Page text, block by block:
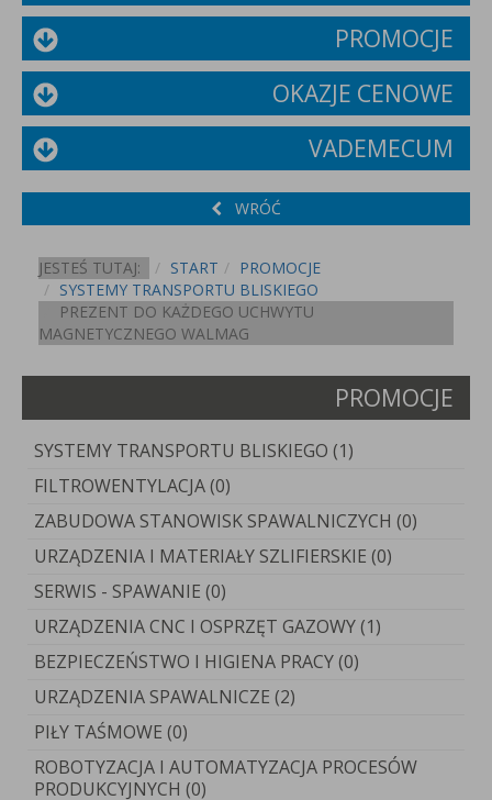
PROMOCJE
OKAZJE CENOWE
VADEMECUM
WRÓĆ
JESTEŚ TUTAJ: START
PROMOCJE
SYSTEMY TRANSPORTU BLISKIEGO
PREZENT DO KAŻDEGO UCHWYTU
MAGNETYCZNEGO WALMAG
PROMOCJE
SYSTEMY TRANSPORTU BLISKIEGO (1)
FILTROWENTYLACJA (0)
ZABUDOWA STANOWISK SPAWALNICZYCH (0)
URZĄDZENIA I MATERIAŁY SZLIFIERSKIE (0)
SERWIS - SPAWANIE (0)
URZĄDZENIA CNC I OSPRZĘT GAZOWY (1)
BEZPIECZEŃSTWO I HIGIENA PRACY (0)
URZĄDZENIA SPAWALNICZE (2)
PIŁY TAŚMOWE (0)
ROBOTYZACJA I AUTOMATYZACJA PROCESÓW
PRODUKCYJNYCH (0)